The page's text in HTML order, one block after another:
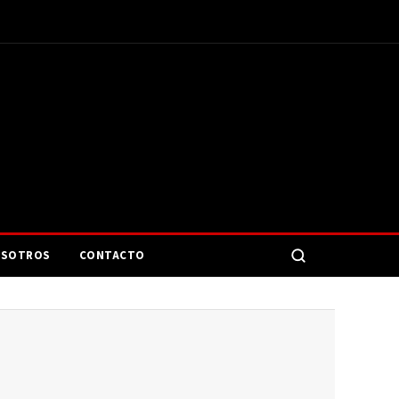
CONTACTO